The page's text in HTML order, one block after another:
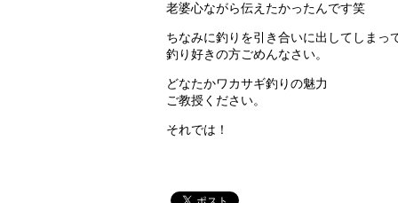
老婆心ながら伝えたかったんです笑
ちなみに釣りを引き合いに出してしまって
釣り好きの方ごめんなさい。
どなたかワカサギ釣りの魅力
ご教授ください。
それでは！